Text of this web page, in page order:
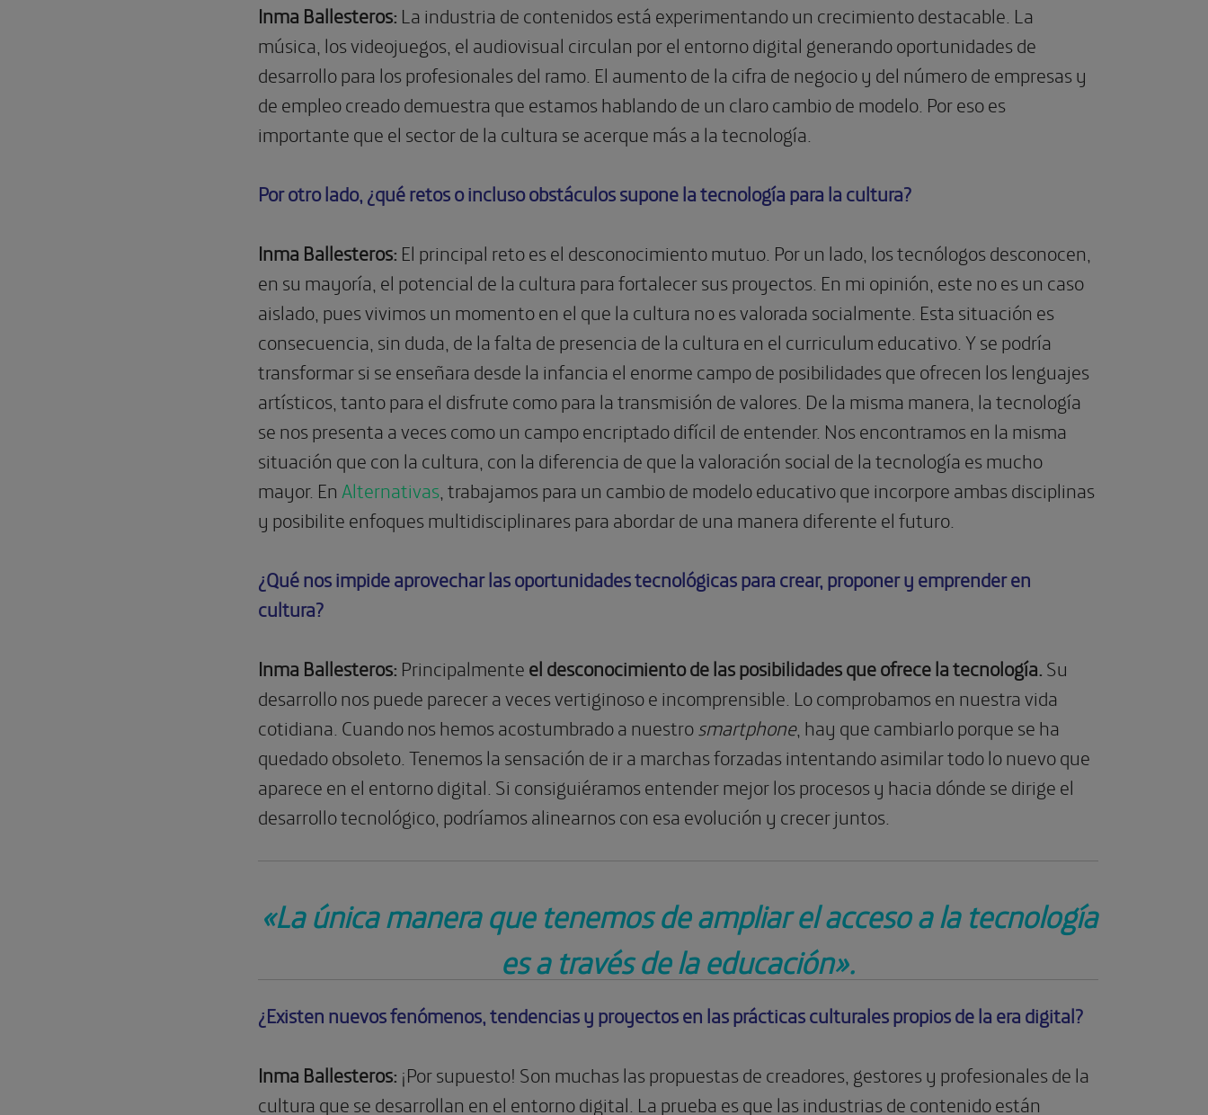
Inma Ballesteros: La industria de contenidos está experimentando un crecimiento destacable. La
música, los videojuegos, el audiovisual circulan por el entorno digital generando oportunidades de
desarrollo para los profesionales del ramo. El aumento de la cifra de negocio y del número de empresas y
de empleo creado demuestra que estamos hablando de un claro cambio de modelo. Por eso es
importante que el sector de la cultura se acerque más a la tecnología.
Por otro lado, ¿qué retos o incluso obstáculos supone la tecnología para la cultura?
Inma Ballesteros: El principal reto es el desconocimiento mutuo. Por un lado, los tecnólogos desconocen,
en su mayoría, el potencial de la cultura para fortalecer sus proyectos. En mi opinión, este no es un caso
aislado, pues vivimos un momento en el que la cultura no es valorada socialmente. Esta situación es
consecuencia, sin duda, de la falta de presencia de la cultura en el curriculum educativo. Y se podría
transformar si se enseñara desde la infancia el enorme campo de posibilidades que ofrecen los lenguajes
artísticos, tanto para el disfrute como para la transmisión de valores. De la misma manera, la tecnología
se nos presenta a veces como un campo encriptado difícil de entender. Nos encontramos en la misma
situación que con la cultura, con la diferencia de que la valoración social de la tecnología es mucho
mayor. En Alternativas , trabajamos para un cambio de modelo educativo que incorpore ambas disciplinas
y posibilite enfoques multidisciplinares para abordar de una manera diferente el futuro.
¿Qué nos impide aprovechar las oportunidades tecnológicas para crear, proponer y emprender en
cultura?
Inma Ballesteros: Principalmenteel desconocimiento de las posibilidades que ofrece la tecnología.Su
desarrollo nos puede parecer a veces vertiginoso e incomprensible. Lo comprobamos en nuestra vida
cotidiana. Cuando nos hemos acostumbrado a nuestro smartphone, hay que cambiarlo porque se ha
quedado obsoleto. Tenemos la sensación de ir a marchas forzadas intentando asimilar todo lo nuevo que
aparece en el entorno digital. Si consiguiéramos entender mejor los procesos y hacia dónde se dirige el
desarrollo tecnológico, podríamos alinearnos con esa evolución y crecer juntos.
«La única manera que tenemos de ampliar el acceso a la tecnología
es a través de la educación».
¿Existen nuevos fenómenos, tendencias y proyectos en las prácticas culturales propios de la era digital?
Inma Ballesteros: ¡Por supuesto! Son muchas las propuestas de creadores, gestores y profesionales de la
cultura que se desarrollan en el entorno digital. La prueba es que las industrias de contenido están